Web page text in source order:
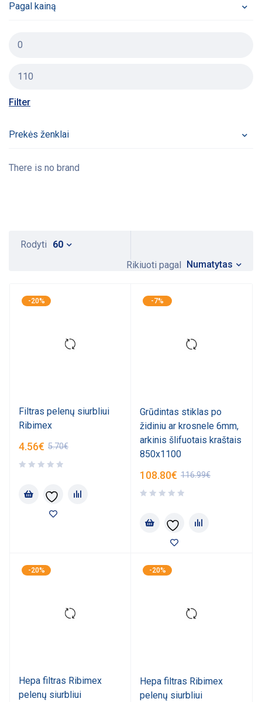
Pagal kainą
Filter
Prekės ženklai
There is no brand
Rikiuoti pagal Numatytas
Rodyti 60
-20%
Filtras pelenų siurbliui
Ribimex
5.70€
4.56€
-7%
Grūdintas stiklas po
židiniu ar krosnele 6mm,
arkinis šlifuotais kraštais
850x1100
116.99€
108.80€
-20%
Hepa filtras Ribimex
pelenų siurbliui
-20%
Hepa filtras Ribimex
pelenų siurbliui